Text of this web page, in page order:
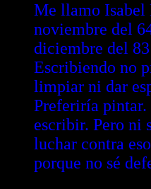
Me llamo Isabel
noviembre del
diciembre del
Escribiendo no
limpiar ni dar
Preferiría
escribir. Pero ni
luchar contra
porque no sé